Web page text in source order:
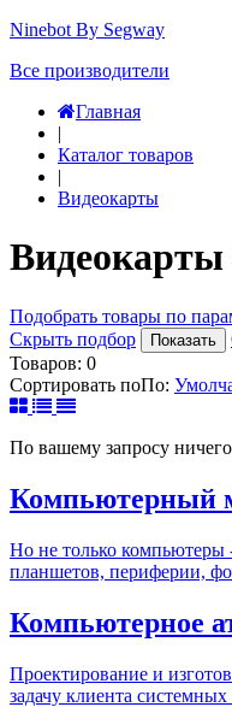
Ninebot By Segway
Все производители
Главная
|
Каталог товаров
|
Видеокарты
Видеокарты
Подобрать товары по
Скрыть подбор
Показать
Товаров: 0
Сортировать поПо:
По вашему запросу
Компьютерный
Но не только компьютеры
планшетов, периферии,
Компьютерное
Проектирование и
задачу клиента системных